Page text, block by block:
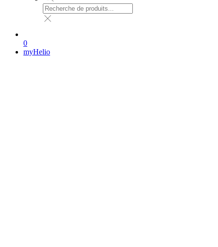
0
myHelio